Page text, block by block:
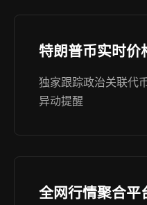
特朗普币实时价
独家跟踪政治关联代
异动提醒
全网行情聚合平